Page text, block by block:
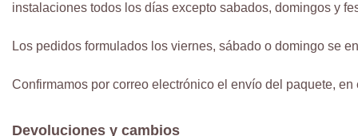
instalaciones todos los días excepto sabados, domingos y
Los pedidos formulados los viernes, sábado o domingo se
Confirmamos por correo electrónico el envío del paquete,
Devoluciones y cambios